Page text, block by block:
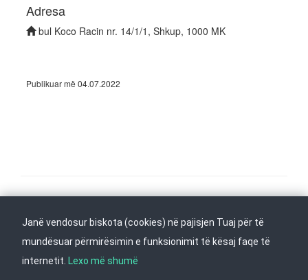
Adresa
bul Koco Racin nr. 14/1/1, Shkup, 1000 MK
Publikuar më 04.07.2022
Kthehu në fillim Na ndiqni në
Janë vendosur biskota (cookies) në pajisjen Tuaj për të
mundësuar përmirësimin e funksionimit të kësaj faqe të
internetit. Lexo më shumë